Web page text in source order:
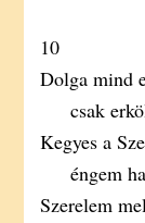
10
Dolga mind
csak
Kegyes a
éngem
Szerelem